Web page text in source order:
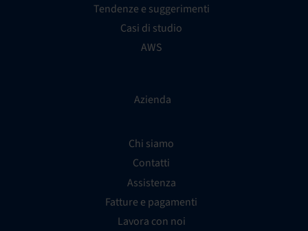
Tendenze e suggerimenti
Casi di studio
AWS
Azienda
Chi siamo
Contatti
Assistenza
Fatture e pagamenti
Lavora con noi